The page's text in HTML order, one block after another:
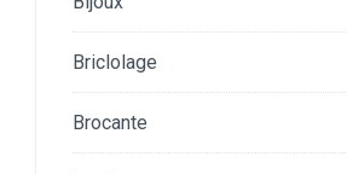
Briclolage
Brocante